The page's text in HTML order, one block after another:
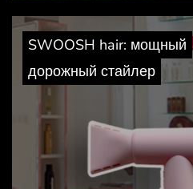
SWOOSH hair: мощный
дорожный стайлер